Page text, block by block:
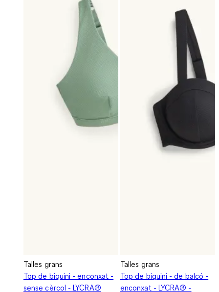
Talles grans
Top de biquini - enconxat -
sense cèrcol - LYCRA®
Talles grans
Top de biquini - de balcó -
enconxat - LYCRA® -